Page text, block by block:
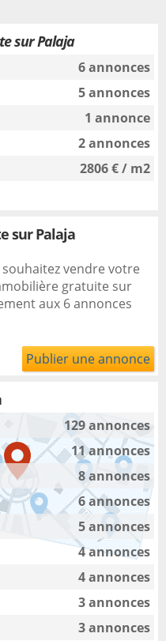
sur Palaja
6 annonces
5 annonces
1 annonce
2 annonces
2806 € / m2
sur Palaja
vendre votre
gratuite sur
aux 6 annonces
Publier une annonce
129 annonces
11 annonces
8 annonces
6 annonces
5 annonces
4 annonces
4 annonces
3 annonces
3 annonces